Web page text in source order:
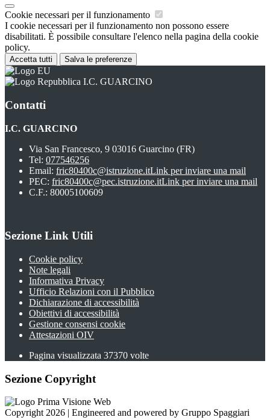
Cookie necessari per il funzionamento
I cookie necessari per il funzionamento non possono essere
disabilitati. È possibile consultare l'elenco nella pagina della cookie
policy.
Accetta tutti Salva le preferenze
I.C. GUARCINO
Contatti
I.C. GUARCINO
Via San Francesco, 9 03016 Guarcino (FR)
Tel: 077546256
Email: fric80400c@istruzione.itLink per inviare una mail
PEC: fric80400c@pec.istruzione.itLink per inviare una mail
C.F.: 80005100609
Sezione Link Utili
Cookie policy
Note legali
Informativa Privacy
Ufficio Relazioni con il Pubblico
Dichiarazione di accessibilità
Obiettivi di accessibilità
Gestione consensi cookie
Attestazioni OIV
Pagina visualizzata 37370 volte
Sezione Copyright
Copyright 2026 | Engineered and powered by Gruppo Spaggiari